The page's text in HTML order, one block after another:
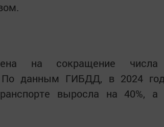
на сокращение
По данным ГИБДД, в 2024
выросла на 40%, а